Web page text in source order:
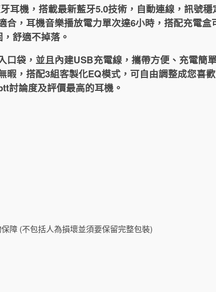
耳機，搭載最新藍牙5.0技術，自動連線，訊號穩
合，耳機音樂播放電力單次達6小時，搭配充電盒
舒適不掉落。
口袋，並且內建USB充電線，攜帶方便、充電簡
暇，搭配3組客製化EQ模式，可自由調整成您喜
討論度及評價最高的耳機。
障 (不包括人為損壞並須要保留完整包裝)